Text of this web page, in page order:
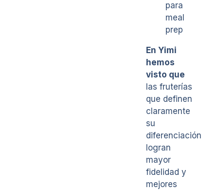
para
meal
prep
En Yimi
hemos
visto que
las fruterías
que definen
claramente
su
diferenciación
logran
mayor
fidelidad y
mejores